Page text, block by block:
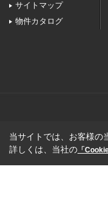
サイトマップ
物件カタログ
当サイトでは、お客様の
詳しくは、当社の 「